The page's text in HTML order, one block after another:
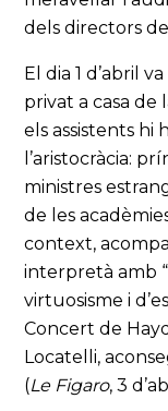
dels directors
El dia 1 d’abril
privat a casa de
els assistents hi
l’aristocràcia:
ministres
de les
context,
interpretà amb
virtuosisme i
Concert de
Locatelli,
(Le Figaro, 3